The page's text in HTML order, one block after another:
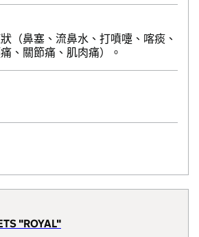
（鼻塞、流鼻水、打噴嚏、喀痰、
、關節痛、肌肉痛）。
"ROYAL"